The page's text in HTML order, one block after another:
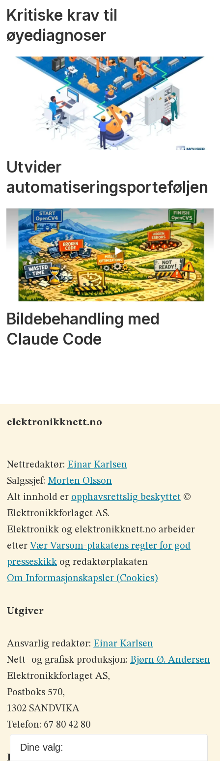
Kritiske krav til
øyediagnoser
Utvider
automatiseringsporteføljen
Bildebehandling med
Claude Code
elektronikknett.no
Nettredaktør: Einar Karlsen
Salgssjef: Morten Olsson
Alt innhold er opphavsrettslig beskyttet©
Elektronikkforlaget AS.
Elektronikk og elektronikknett.no arbeider
etter Vær Varsom-plakatens regler for god
presseskikkog redaktørplakaten
Om Informasjonskapsler (Cookies)
Utgiver
Ansvarlig redaktør: Einar Karlsen
Nett- og grafisk produksjon: Bjørn Ø. Andersen
Elektronikkforlaget AS,
Postboks 570,
1302 SANDVIKA
Telefon: 67 80 42 80
Kontakt oss
Dine valg: